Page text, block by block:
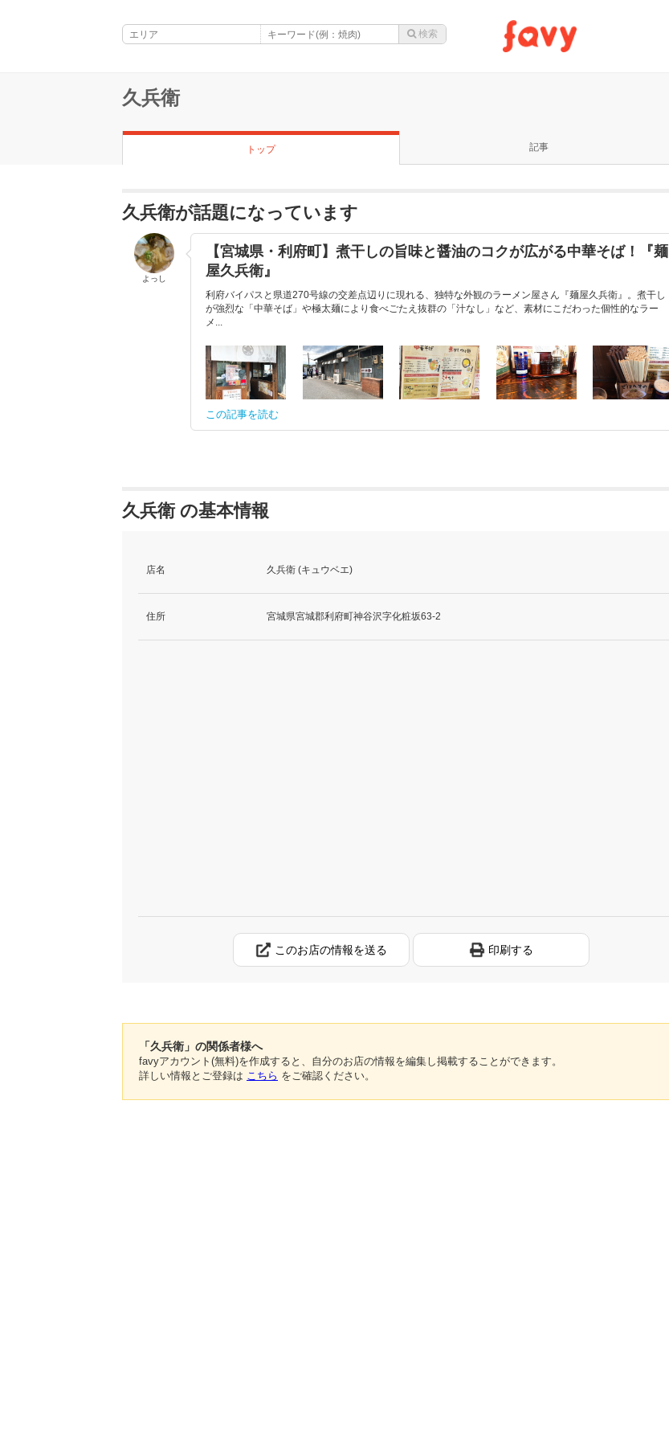
久兵衛
トップ 記事
久兵衛が話題になっています
よっし
【宮城県・利府町】煮干しの旨味と醤油のコクが広がる中華そば！『麺
屋久兵衛』
利府バイパスと県道270号線の交差点辺りに現れる、独特な外観のラーメン屋さん『麺屋久兵衛』。煮干し
が強烈な「中華そば」や極太麺により食べごたえ抜群の「汁なし」など、素材にこだわった個性的なラー
メ...
この記事を読む
久兵衛 の基本情報
店名 久兵衛 (キュウベエ)
住所 宮城県宮城郡利府町神谷沢字化粧坂63-2
このお店の情報を送る 印刷する
「久兵衛」の関係者様へ
favyアカウント(無料)を作成すると、自分のお店の情報を編集し掲載することができます。
詳しい情報とご登録は こちら をご確認ください。